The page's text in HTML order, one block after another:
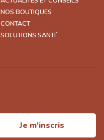
NOS BOUTIQUES
CONTACT
SOLUTIONS SANTÉ
Je m'inscris